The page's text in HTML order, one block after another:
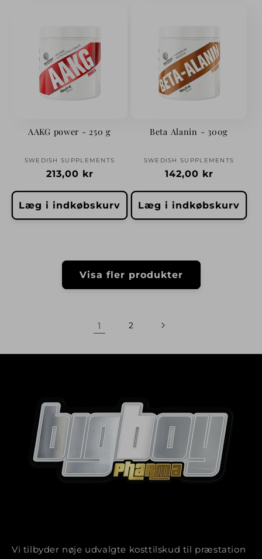
AAKG power - 250 g
Forhandler:
SWEDISH SUPPLEMENTS
Normalpris
213,00 kr
Læg i indkøbskurv
Beta Alanin - 300g
Forhandler:
SWEDISH SUPPLEMENTS
Normalpris
142,00 kr
Læg i indkøbskurv
Visa fler produkter
1 2
Vi tilbyder nøje udvalgte kosttilskud til præstation